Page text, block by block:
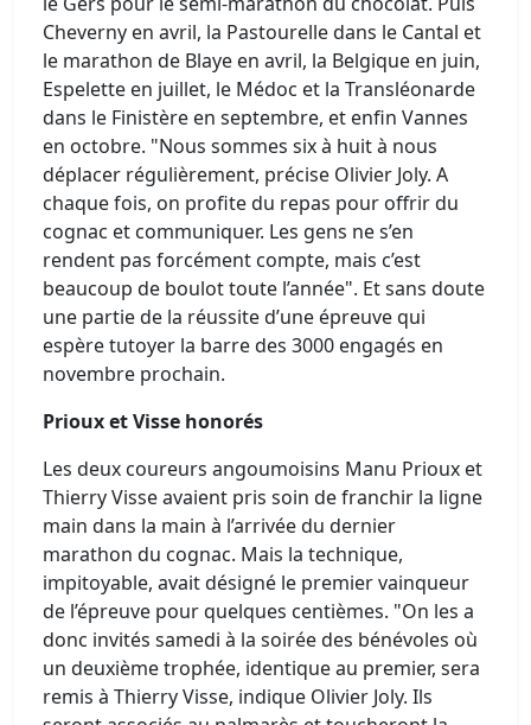
Cheverny en avril, la Pastourelle dans le Cantal et
le marathon de Blaye en avril, la Belgique en juin,
Espelette en juillet, le Médoc et la Transléonarde
dans le Finistère en septembre, et enfin Vannes
en octobre. "Nous sommes six à huit à nous
déplacer régulièrement, précise Olivier Joly. A
chaque fois, on profite du repas pour offrir du
cognac et communiquer. Les gens ne s’en
rendent pas forcément compte, mais c’est
beaucoup de boulot toute l’année". Et sans doute
une partie de la réussite d’une épreuve qui
espère tutoyer la barre des 3000 engagés en
novembre prochain.
Prioux et Visse honorés
Les deux coureurs angoumoisins Manu Prioux et
Thierry Visse avaient pris soin de franchir la ligne
main dans la main à l’arrivée du dernier
marathon du cognac. Mais la technique,
impitoyable, avait désigné le premier vainqueur
de l’épreuve pour quelques centièmes. "On les a
donc invités samedi à la soirée des bénévoles où
un deuxième trophée, identique au premier, sera
remis à Thierry Visse, indique Olivier Joly. Ils